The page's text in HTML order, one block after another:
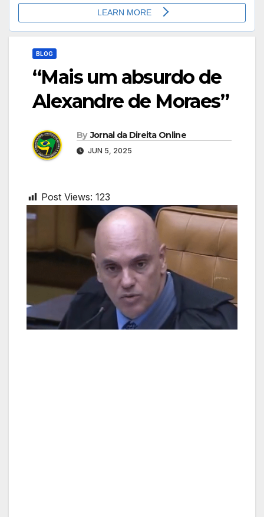
BLOG
“Mais um absurdo de
Alexandre de Moraes”
By Jornal da Direita Online
JUN 5, 2025
Post Views: 123